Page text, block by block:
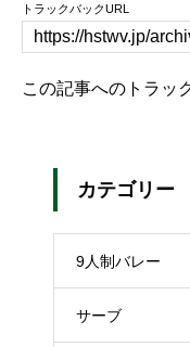
トラックバックURL
この記事へのトラッ
カテゴリー
9人制バレー
サーブ